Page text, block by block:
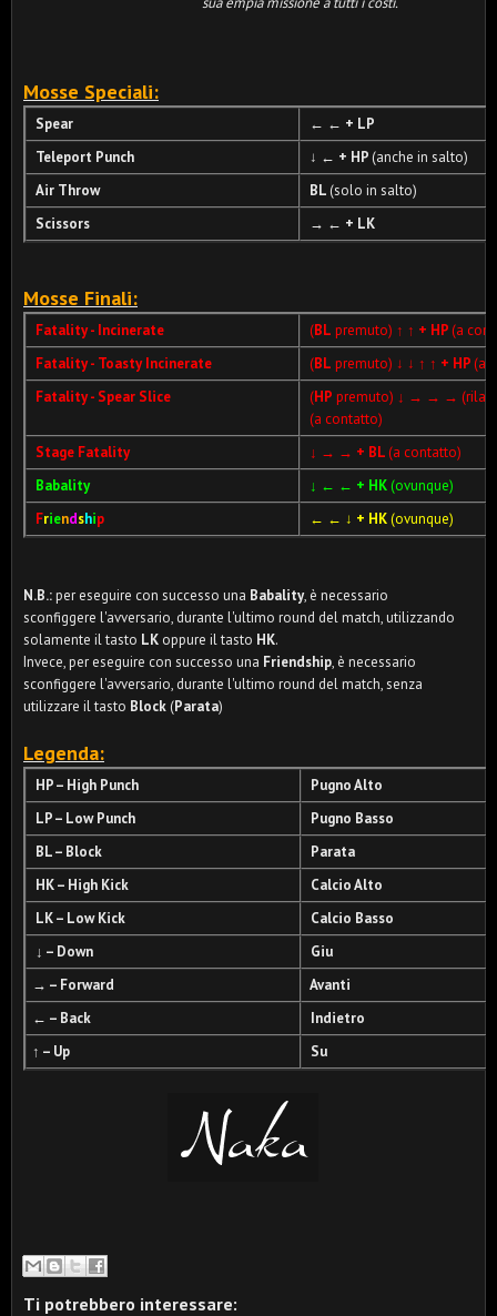
Mosse Speciali:
Spear ← ← + LP
Teleport Punch
↓ ← + HP (anche in salto)
Air Throw
BL (solo in salto)
Scissors
→ ← + LK
Mosse Finali:
Fatality - Incinerate (BL premuto) ↑ ↑ + HP(a
Fatality - Toasty Incinerate
(BL premuto) ↓ ↓ ↑ ↑ + HP(a
Fatality - Spear Slice
(HP premuto) ↓ → → →
(a contatto)
Stage Fatality
↓ → → + BL(a contatto)
Babality
↓ ← ← + HK(ovunque)
Friendship ← ← ↓ + HK(ovunque)
N.B.:per eseguire con successo una Babality, è necessario
sconfiggere l'avversario, durante l'ultimo round del match, utilizzando
solamente il tasto LK oppure il tasto HK.
Invece, per eseguire con successo una Friendship, è necessario
sconfiggere l'avversario, durante l'ultimo round del match, senza
utilizzare il tasto Block (Parata)
Legenda:
HP – High Punch
Pugno Alto
LP – Low Punch
Pugno Basso
BL – Block
Parata
HK – High Kick
Calcio Alto
LK – Low Kick
Calcio Basso
↓ – Down
Giu
→ – Forward
Avanti
← – Back
Indietro
↑ – Up
Su
Ti potrebbero interessare: